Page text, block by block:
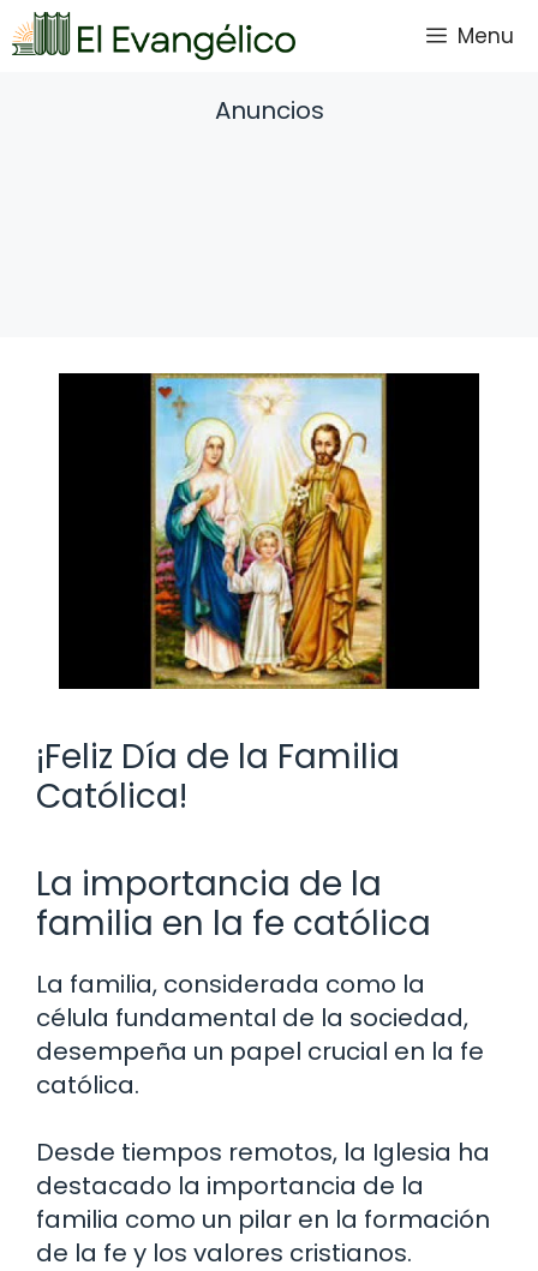
Saltar
al
Menu
Anuncios
¡Feliz Día de la Familia
Católica!
La importancia de la
familia en la fe católica
La familia, considerada como la
célula fundamental de la sociedad,
desempeña un papel crucial en la fe
católica.
Desde tiempos remotos, la Iglesia ha
destacado la importancia de la
familia como un pilar en la formación
de la fe y los valores cristianos.